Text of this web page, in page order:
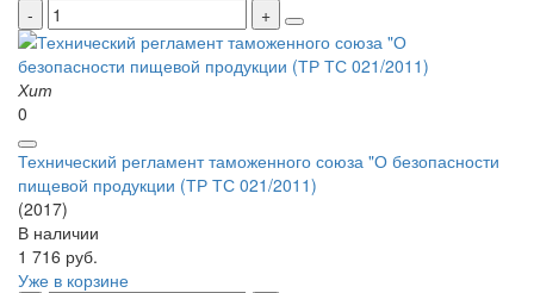
Хит
0
Технический регламент таможенного союза "О безопасности
пищевой продукции (ТР ТС 021/2011)
(2017)
В наличии
1 716 руб.
Уже в корзине